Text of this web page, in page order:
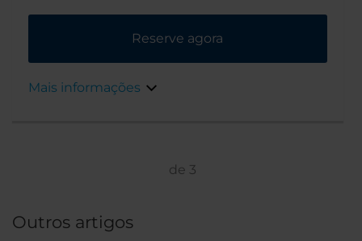
maravilhosa praia de areia e é facilmente
acessível a partir do centro da cidade e do
Reserve agora
Mais informações
de 3
Outros artigos